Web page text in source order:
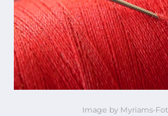
Image by Myriams-